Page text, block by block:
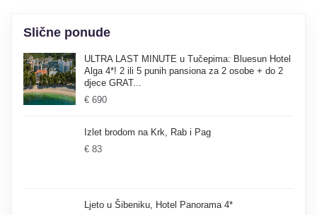
Slične ponude
ULTRA LAST MINUTE u Tučepima: Bluesun Hotel
Alga 4*! 2 ili 5 punih pansiona za 2 osobe + do 2
djece GRAT...
€ 690
Izlet brodom na Krk, Rab i Pag
€ 83
Ljeto u Šibeniku, Hotel Panorama 4*